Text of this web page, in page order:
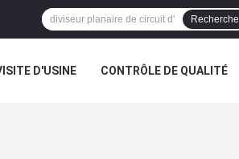
Recherche
D'USINE CONTRÔLE DE QUALITÉ